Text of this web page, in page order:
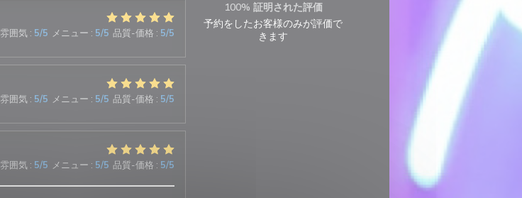
雰囲気: 5/5 メニュー : 5/5 品質-価格 : 5/5
雰囲気: 5/5 メニュー : 5/5 品質-価格 : 5/5
雰囲気: 5/5 メニュー : 5/5 品質-価格 : 5/5
100% 証明された評価
予約をしたお客様のみが評価で
きます